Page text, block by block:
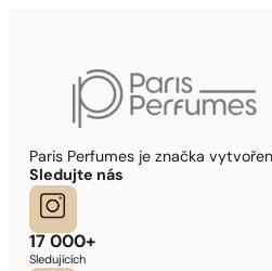
Paris Perfumes je značka
Sledujte nás
17 000+
Sledujících